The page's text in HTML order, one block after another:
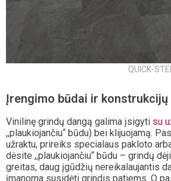
QUICK-
Įrengimo būdai ir konstrukcijų
Vinilinę grindų dangą galima įsigyti su
,,plaukiojančiu“ būdu) bei klijuojamą.
užraktu, prireiks specialaus pakloto
dėsite ,,plaukiojančiu“ būdu – grindų
greitas, daug įgūdžių nereikalaujantis
įmanoma susidėti grindis patiems. O